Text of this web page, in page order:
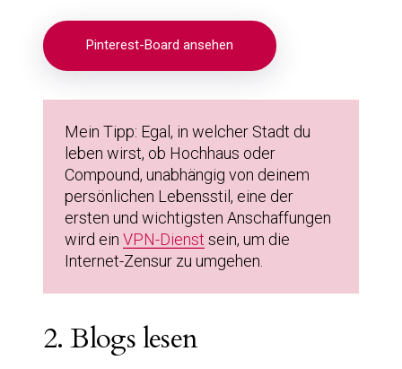
Pinterest-Board ansehen
Mein Tipp: Egal, in welcher Stadt du
leben wirst, ob Hochhaus oder
Compound, unabhängig von deinem
persönlichen Lebensstil, eine der
ersten und wichtigsten Anschaffungen
wird ein VPN-Dienst sein, um die
Internet-Zensur zu umgehen.
2. Blogs lesen